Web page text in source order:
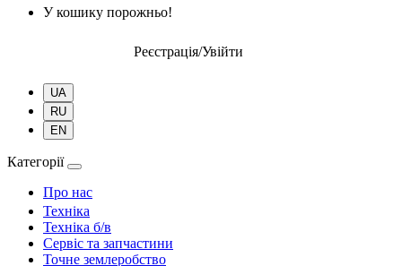
У кошику порожньо!
Реєстрація/Увійти
UA
RU
EN
Категорії
Про нас
Техніка
Техніка б/в
Сервіс та запчастини
Точне землеробство